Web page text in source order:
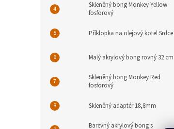
Skleněný bong Monkey Yellow
fosforový
Příklopka na olejový kotel Srdce
Malý akrylový bong rovný 32 cm
Skleněný bong Monkey Red
fosforový
Skleněný adaptér 18,8mm
Barevný akrylový bong s